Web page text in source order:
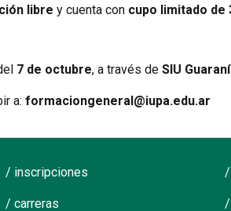
libre y cuenta con cupo limitado
7 de octubre, a través de SIU
a: formaciongeneral@iupa.edu.ar
/ inscripciones
/ carreras
/
/